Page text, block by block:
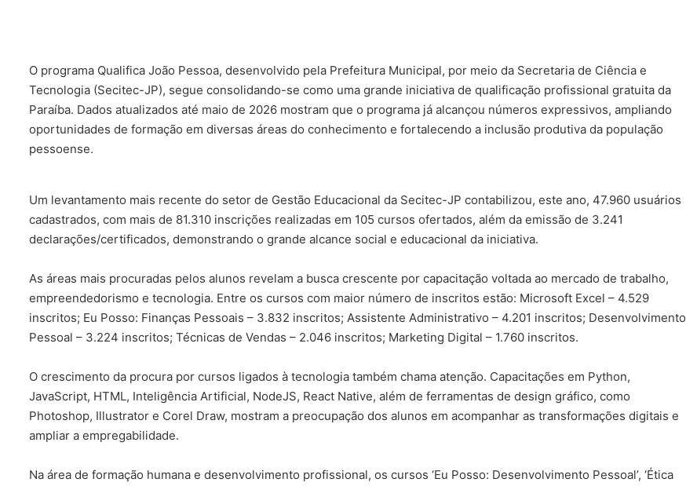
O programa Qualifica João Pessoa, desenvolvido pela Prefeitura Municipal, por meio da Secretaria de Ciência e
Tecnologia (Secitec-JP), segue consolidando-se como uma grande iniciativa de qualificação profissional gratuita da
Paraíba. Dados atualizados até maio de 2026 mostram que o programa já alcançou números expressivos, ampliando
oportunidades de formação em diversas áreas do conhecimento e fortalecendo a inclusão produtiva da população
pessoense.
Um levantamento mais recente do setor de Gestão Educacional da Secitec-JP contabilizou, este ano, 47.960 usuários
cadastrados, com mais de 81.310 inscrições realizadas em 105 cursos ofertados, além da emissão de 3.241
declarações/certificados, demonstrando o grande alcance social e educacional da iniciativa.
As áreas mais procuradas pelos alunos revelam a busca crescente por capacitação voltada ao mercado de trabalho,
empreendedorismo e tecnologia. Entre os cursos com maior número de inscritos estão: Microsoft Excel – 4.529
inscritos; Eu Posso: Finanças Pessoais – 3.832 inscritos; Assistente Administrativo – 4.201 inscritos; Desenvolvimento
Pessoal – 3.224 inscritos; Técnicas de Vendas – 2.046 inscritos; Marketing Digital – 1.760 inscritos.
O crescimento da procura por cursos ligados à tecnologia também chama atenção. Capacitações em Python,
JavaScript, HTML, Inteligência Artificial, NodeJS, React Native, além de ferramentas de design gráfico, como
Photoshop, Illustrator e Corel Draw, mostram a preocupação dos alunos em acompanhar as transformações digitais e
ampliar a empregabilidade.
Na área de formação humana e desenvolvimento profissional, os cursos ‘Eu Posso: Desenvolvimento Pessoal’, ‘Ética